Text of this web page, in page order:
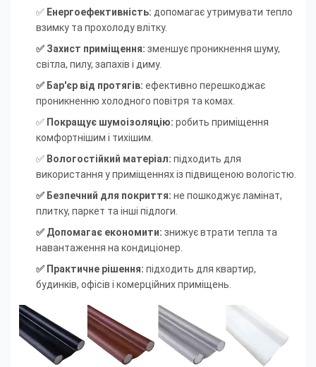
✅ Енергоефективність: допомагає утримувати тепло
взимку та прохолоду влітку.
✅ Захист приміщення: зменшує проникнення шуму,
світла, пилу, запахів і диму.
✅ Бар'єр від протягів: ефективно перешкоджає
проникненню холодного повітря та комах.
✅ Покращує шумоізоляцію: робить приміщення
комфортнішим і тихішим.
✅ Вологостійкий матеріал: підходить для
використання у приміщеннях із підвищеною вологістю.
✅ Безпечний для покриття: не пошкоджує ламінат,
плитку, паркет та інші підлоги.
✅ Допомагає економити: знижує втрати тепла та
навантаження на кондиціонер.
✅ Практичне рішення: підходить для квартир,
будинків, офісів і комерційних приміщень.